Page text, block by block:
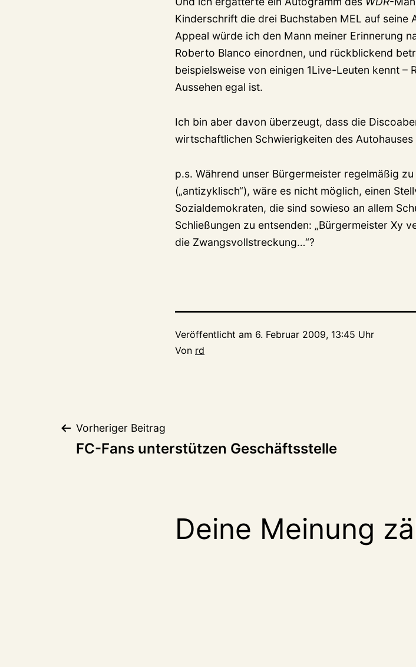
Kinderschrift die drei Buchstaben MEL auf seine
Appeal würde ich den Mann meiner Erinnerung
Roberto Blanco einordnen, und rückblickend
beispielsweise von einigen 1Live-Leuten kennt –
Aussehen egal ist.
Ich bin aber davon überzeugt, dass die
wirtschaftlichen Schwierigkeiten des
p.s. Während unser Bürgermeister regelmäßig
(„antizyklisch“), wäre es nicht möglich, einen
Sozialdemokraten, die sind sowieso an allem
Schließungen zu entsenden: „Bürgermeister Xy
die Zwangsvollstreckung…“?
Veröffentlicht am 6. Februar 2009, 13:45 Uhr
Von rd
Beitragsnavigation
Vorheriger Beitrag
FC-Fans unterstützen Geschäftsstelle
Deine Meinung